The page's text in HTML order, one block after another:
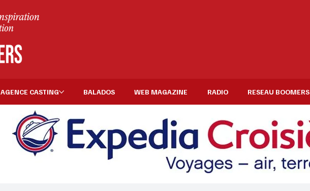
AGENCE CASTING BALADOS WEB MAGAZINE RADIO RESEAU BOOMERS